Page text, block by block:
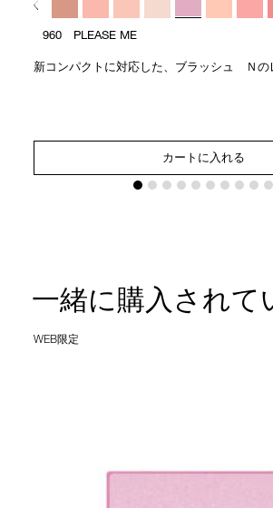
960 PLEASE ME
新コンパクトに対応した、ブラッシュ Ｎの
カートに入れる
一緒に購入されて
WEB限定